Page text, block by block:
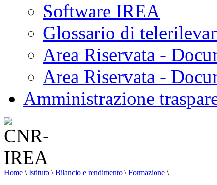
Software IREA
Glossario di
Area Riservata -
Area Riservata -
Amministrazione
Home \ Istituto \ Bilancio e rendimento \ Formazione \